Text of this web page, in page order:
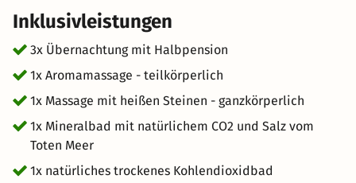
Inklusivleistungen
3x Übernachtung mit Halbpension
1x Aromamassage - teilkörperlich
1x Massage mit heißen Steinen - ganzkörperlich
1x Mineralbad mit natürlichem CO2 und Salz vom
Toten Meer
1x natürliches trockenes Kohlendioxidbad